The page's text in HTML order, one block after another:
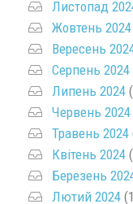
Листопад
Жовтень 2024
Вересень
Серпень 2024
Липень 2024
Червень 2024
Травень 2024
Квітень 2024
Березень
Лютий 2024